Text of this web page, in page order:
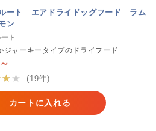
ート エアドライドッグフード ラム
ン
ト
ジャーキータイプのドライフード
(19件)
カートに入れる